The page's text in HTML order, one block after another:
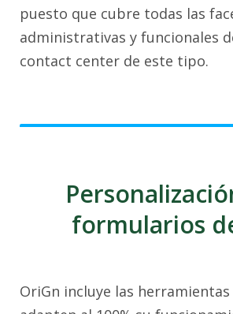
puesto que cubre todas las
administrativas y funcionales
contact center de este tipo.
formularios
OriGn incluye las